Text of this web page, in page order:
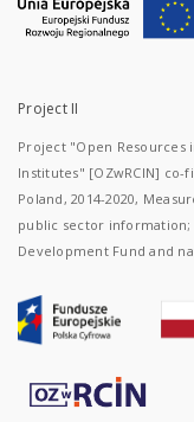
Project II
Project "Open Resources
Institutes" [OZwRCIN]
Poland, 2014-2020,
public sector information;
Development Fund and